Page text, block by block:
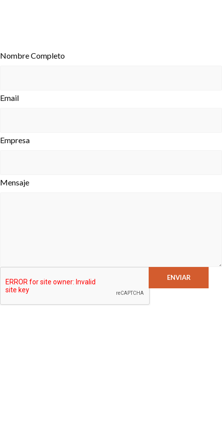
Nombre Completo
Email
Empresa
Mensaje